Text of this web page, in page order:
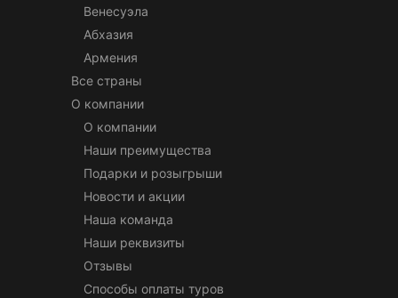
Венесуэла
Абхазия
Армения
Все страны
О компании
О компании
Наши преимущества
Подарки и розыгрыши
Новости и акции
Наша команда
Наши реквизиты
Отзывы
Способы оплаты туров